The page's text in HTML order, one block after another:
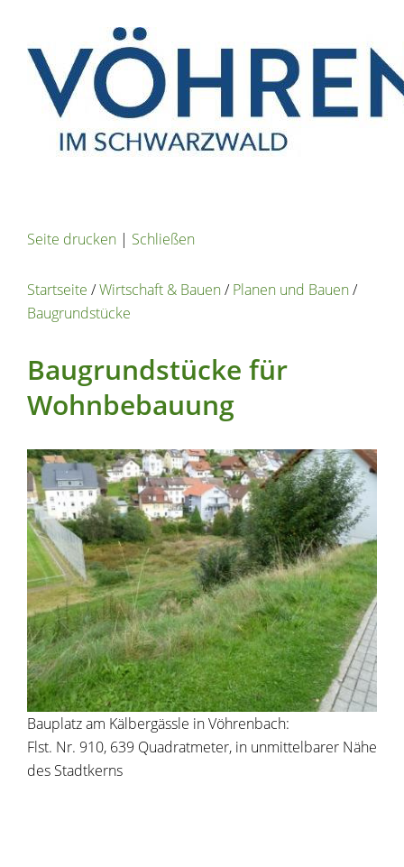
Seite drucken | Schließen
Startseite /Wirtschaft & Bauen/Planen und Bauen/
Baugrundstücke
Baugrundstücke für
Wohnbebauung
Bauplatz am Kälbergässle in Vöhrenbach:
Flst. Nr. 910, 639 Quadratmeter, in unmittelbarer Nähe
des Stadtkerns